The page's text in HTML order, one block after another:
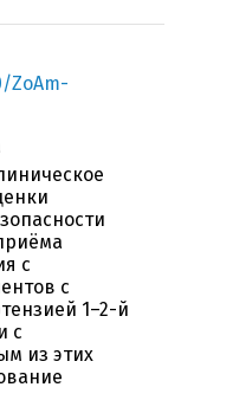
ZoAm-
с
с
1–2-й
с
из этих